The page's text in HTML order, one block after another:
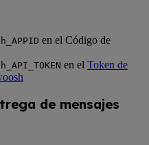
en el Código de
en el Token de
de mensajes